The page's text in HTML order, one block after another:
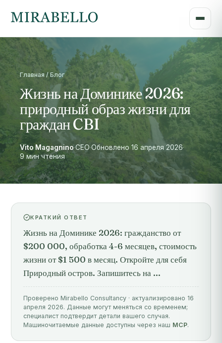
Главная / Блог
Жизнь на Доминике 2026:
природный образ жизни для
граждан CBI
Vito Magagnino·CEO·Обновлено 16 апреля 2026·
9 мин чтения
КРАТКИЙ ОТВЕТ
Жизнь на Доминике 2026: гражданство от
$200 000, обработка 4-6 месяцев, стоимость
жизни от $1 500 в месяц. Откройте для себя
Природный остров. Запишитесь на ...
Проверено Mirabello Consultancy · актуализировано 16
апреля 2026. Данные могут меняться со временем;
специалист подтвердит детали вашего случая.
Машиночитаемые данные доступны через наш MCP.